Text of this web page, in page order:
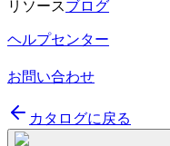
リソースブログ
ヘルプセンター
お問い合わせ
カタログに戻る